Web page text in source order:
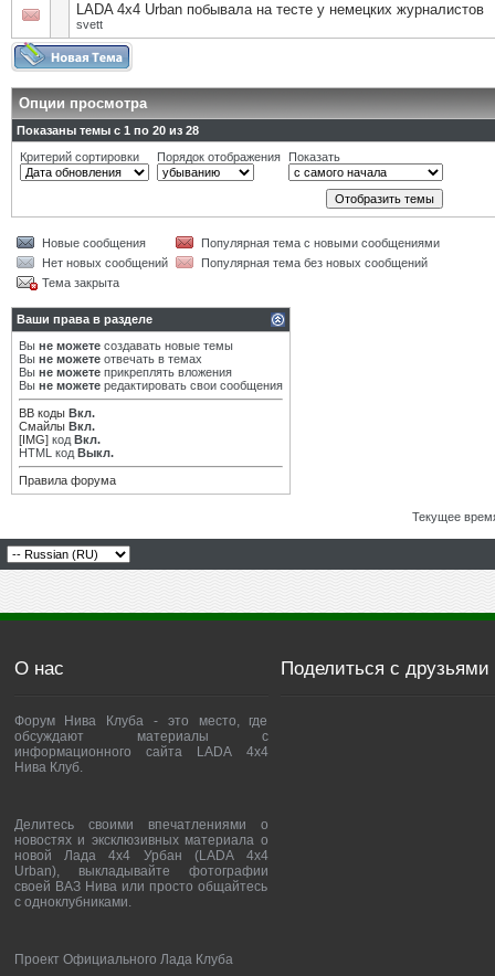
LADA 4x4 Urban побывала на тесте у немецких журналистов
svett
Опции просмотра
Показаны темы с 1 по 20 из 28
Критерий сортировки
Порядок отображения Показать
Новые сообщения
Популярная тема с новыми сообщениями
Нет новых сообщений
Популярная тема без новых сообщений
Тема закрыта
Ваши права в разделе
Вы не можете создавать новые темы
Вы не можете отвечать в темах
Вы не можете прикреплять вложения
Вы не можете редактировать свои сообщения
BB коды Вкл.
Смайлы Вкл.
[IMG] код Вкл.
HTML код Выкл.
Правила форума
Текущее
О нас
Форум Нива Клуба - это место, где
обсуждают материалы с
информационного сайта LADA 4x4
Нива Клуб.
Делитесь своими впечатлениями о
новостях и эксклюзивных материала о
новой Лада 4х4 Урбан (LADA 4x4
Urban), выкладывайте фотографии
своей ВАЗ Нива или просто общайтесь
с одноклубниками.
Проект Официального Лада Клуба
Поделиться с друзьями